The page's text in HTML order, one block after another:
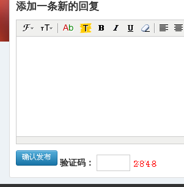
添加一条新的回复
验证码：